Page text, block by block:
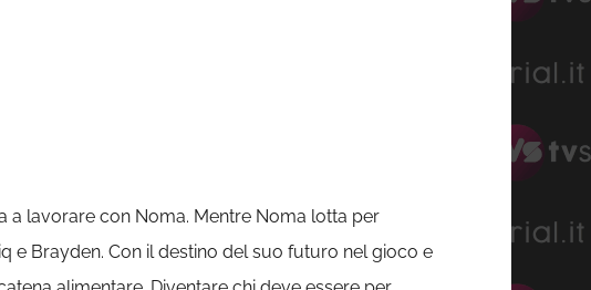
a lavorare con Noma. Mentre Noma lotta per
e Brayden. Con il destino del suo futuro nel gioco e